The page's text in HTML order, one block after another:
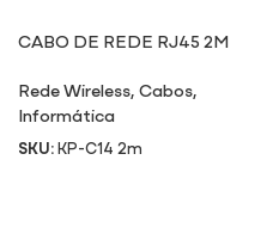
CABO DE REDE RJ45 2M
Rede Wireless,Cabos,
Informática
SKU:KP-C14 2m